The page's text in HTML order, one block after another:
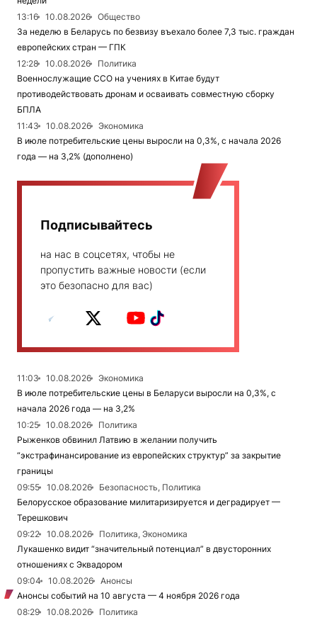
13:16
10.08.2026
Общество
За неделю в Беларусь по безвизу въехало более 7,3 тыс. граждан
европейских стран — ГПК
12:28
10.08.2026
Политика
Военнослужащие ССО на учениях в Китае будут
противодействовать дронам и осваивать совместную сборку
БПЛА
11:43
10.08.2026
Экономика
В июле потребительские цены выросли на 0,3%, с начала 2026
года — на 3,2% (дополнено)
Подписывайтесь
на нас в соцсетях, чтобы не
пропустить важные новости (если
это безопасно для вас)
11:03 10.08.2026
Экономика
В июле потребительские цены в Беларуси выросли на 0,3%, с
начала 2026 года — на 3,2%
10:25
10.08.2026
Политика
Рыженков обвинил Латвию в желании получить
“экстрафинансирование из европейских структур” за закрытие
границы
09:55
10.08.2026
Безопасность, Политика
Белорусское образование милитаризируется и деградирует —
Терешкович
09:22
10.08.2026
Политика, Экономика
Лукашенко видит “значительный потенциал” в двусторонних
отношениях с Эквадором
09:04
10.08.2026
Анонсы
Анонсы событий на 10 августа — 4 ноября 2026 года
08:29
10.08.2026
Политика